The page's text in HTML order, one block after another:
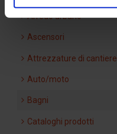
Arredo urbano
Ascensori
Attrezzature di cantiere
Auto/moto
Bagni
Cataloghi prodotti